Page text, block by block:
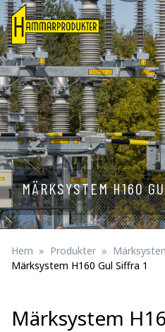
MÄRKSYSTEM H160
Hem Produkter
Märksystem H160 Gul Siffra 1
Märksystem